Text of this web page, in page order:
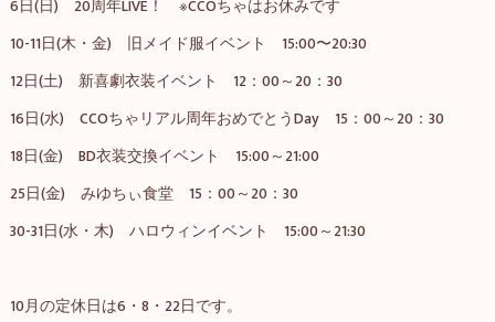
6日(日) 20周年LIVE！ ※CCOちゃはお休みです
10-11日(木・金) 旧メイド服イベント 15:00〜20:30
12日(土) 新喜劇衣装イベント 12：00～20：30
16日(水) CCOちゃリアル周年おめでとうDay 15：00～20：30
18日(金) BD衣装交換イベント 15:00～21:00
25日(金) みゆちぃ食堂 15：00～20：30
30-31日(水・木) ハロウィンイベント 15:00～21:30
10月の定休日は6・8・22日です。